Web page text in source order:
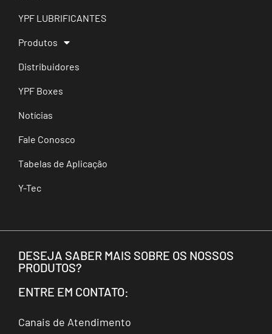
YPF LUBRIFICANTES
Produtos
Distribuidores
YPF Boxes
Notícias
Fale Conosco
Tabelas de Aplicação
Y-Tec
DESEJA SABER MAIS SOBRE OS NOSSOS
PRODUTOS?
ENTRE EM CONTATO:
Canais de Atendimento